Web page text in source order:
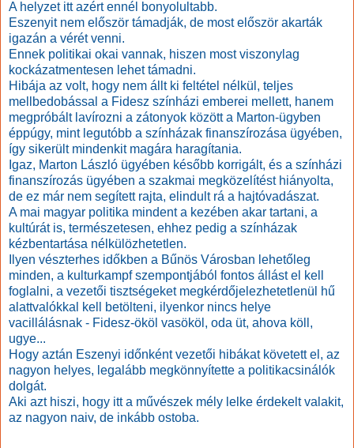
A helyzet itt azért ennél bonyolultabb.
Eszenyit nem először támadják, de most először akarták
igazán a vérét venni.
Ennek politikai okai vannak, hiszen most viszonylag
kockázatmentesen lehet támadni.
Hibája az volt, hogy nem állt ki feltétel nélkül, teljes
mellbedobással a Fidesz színházi emberei mellett, hanem
megpróbált lavírozni a zátonyok között a Marton-ügyben
éppúgy, mint legutóbb a színházak finanszírozása ügyében,
így sikerült mindenkit magára haragítania.
Igaz, Marton László ügyében később korrigált, és a színházi
finanszírozás ügyében a szakmai megközelítést hiányolta,
de ez már nem segített rajta, elindult rá a hajtóvadászat.
A mai magyar politika mindent a kezében akar tartani, a
kultúrát is, természetesen, ehhez pedig a színházak
kézbentartása nélkülözhetetlen.
Ilyen vészterhes időkben a Bűnös Városban lehetőleg
minden, a kulturkampf szempontjából fontos állást el kell
foglalni, a vezetői tisztségeket megkérdőjelezhetetlenül hű
alattvalókkal kell betölteni, ilyenkor nincs helye
vacillálásnak - Fidesz-ököl vasököl, oda üt, ahova köll,
ugye...
Hogy aztán Eszenyi időnként vezetői hibákat követett el, az
nagyon helyes, legalább megkönnyítette a politikacsinálók
dolgát.
Aki azt hiszi, hogy itt a művészek mély lelke érdekelt valakit,
az nagyon naiv, de inkább ostoba.